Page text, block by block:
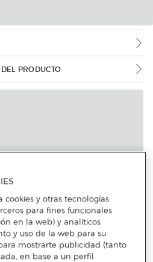
PRODUCTO
cookies y otras tecnologías
para fines funcionales
en la web) y analíticos
y uso de la web para su
mostrarte publicidad (tanto
en base a un perfil